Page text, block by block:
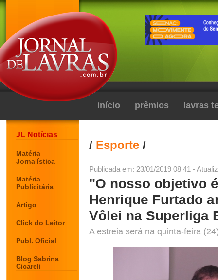
início prêmios lavras
JL Notícias
Matéria
Jornalística
Matéria
Publicitária
Artigo
Click do Leitor
Publ. Oficial
Blog Sabrina
Cicareli
/ Esporte /
Publicada em: 23/01/2019 08:41 -
"O nosso objetivo
Henrique Furtado
Vôlei na Superliga
A estreia será na quinta-feira